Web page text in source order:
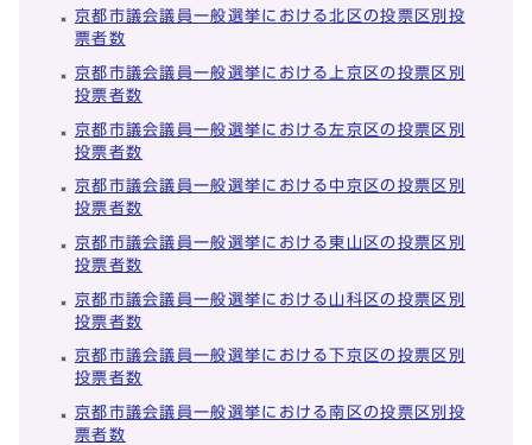
京都市議会議員一般選挙における北区の投票区別投
票者数
京都市議会議員一般選挙における上京区の投票区別
投票者数
京都市議会議員一般選挙における左京区の投票区別
投票者数
京都市議会議員一般選挙における中京区の投票区別
投票者数
京都市議会議員一般選挙における東山区の投票区別
投票者数
京都市議会議員一般選挙における山科区の投票区別
投票者数
京都市議会議員一般選挙における下京区の投票区別
投票者数
京都市議会議員一般選挙における南区の投票区別投
票者数